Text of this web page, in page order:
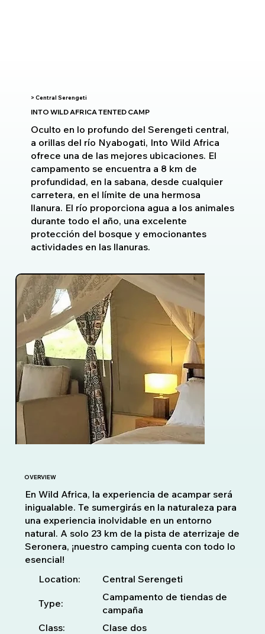
> Central Serengeti
INTO WILD AFRICA TENTED CAMP
Oculto en lo profundo del Serengeti central,
a orillas del río Nyabogati, Into Wild Africa
ofrece una de las mejores ubicaciones. El
campamento se encuentra a 8 km de
profundidad, en la sabana, desde cualquier
carretera, en el límite de una hermosa
llanura. El río proporciona agua a los animales
durante todo el año, una excelente
protección del bosque y emocionantes
actividades en las llanuras.
OVERVIEW
En Wild Africa, la experiencia de acampar será
inigualable. Te sumergirás en la naturaleza para
una experiencia inolvidable en un entorno
natural. A solo 23 km de la pista de aterrizaje de
Seronera, ¡nuestro camping cuenta con todo lo
esencial!
Location:
Central Serengeti
Type:
Campamento de tiendas de
campaña
Class:
Clase dos